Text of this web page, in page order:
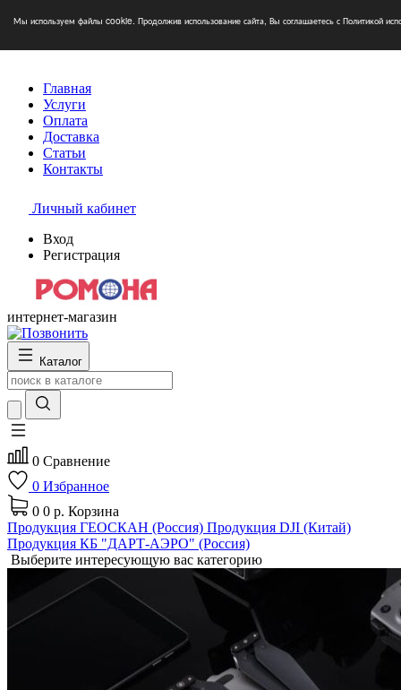
Мы используем файлы cookie. Продолжив использование сайта, Вы соглашаетесь с Политикой
Главная
Услуги
Оплата
Доставка
Статьи
Контакты
Личный кабинет
Вход
Регистрация
интернет-магазин
Каталог
0 Сравнение
0 Избранное
0 0 р. Корзина
Продукция ГЕОСКАН (Россия) Продукция DJI (Китай)
Продукция КБ "ДАРТ-АЭРО" (Россия)
Выберите интересующую вас категорию